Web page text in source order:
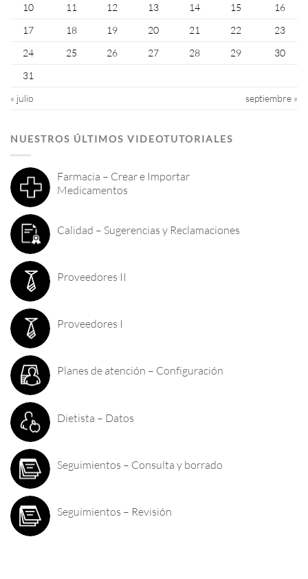
10
11 12 13 14 15
16
17
18 19 20 21 22
23
24
25 26 27 28 29
30
31
« julio
septiembre »
NUESTROS ÚLTIMOS VIDEOTUTORIALES
Farmacia – Crear e Importar
Medicamentos
Calidad – Sugerencias y Reclamaciones
Proveedores II
Proveedores I
Planes de atención – Configuración
Dietista – Datos
Seguimientos – Consulta y borrado
Seguimientos – Revisión